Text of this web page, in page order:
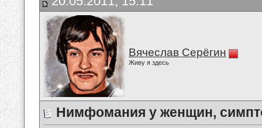
Вячеслав Серёгин
Живу я здесь
Нимфомания у женщин,